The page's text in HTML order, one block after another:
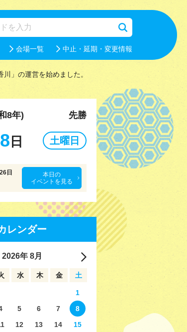
会場一覧 中止・延期・変更情報
」の運営を始めました。
8年) 先勝
日 土曜日
日
本日の
イベントを見る
レンダー
2026年 8月
水 木 金 土
1
5 6 7
8
12 13 14
15